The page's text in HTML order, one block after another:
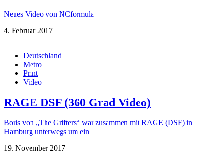
Neues Video von NCformula
4. Februar 2017
Deutschland
Metro
Print
Video
RAGE DSF (360 Grad Video)
Boris von „The Grifters“ war zusammen mit RAGE (DSF) in
Hamburg unterwegs um ein
19. November 2017